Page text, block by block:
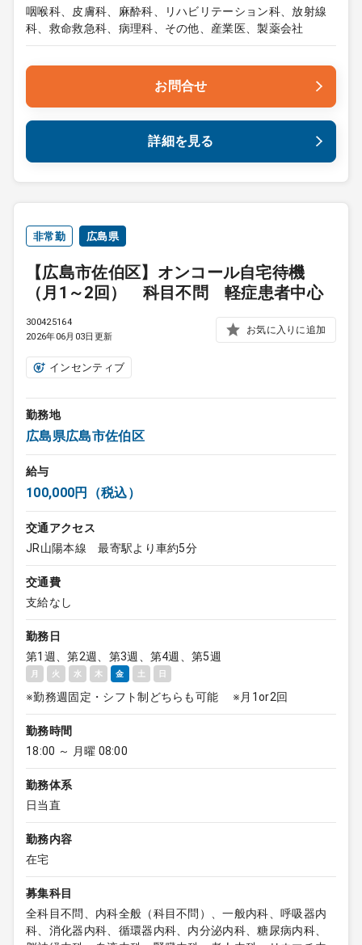
咽喉科、皮膚科、麻酔科、リハビリテーション科、放射線
科、救命救急科、病理科、その他、産業医、製薬会社
お問合せ
詳細を見る
非常勤 広島県
【広島市佐伯区】オンコール自宅待機
（月1～2回） 科目不問 軽症患者中心
300425164
2026年06月03日更新
お気に入りに追加
インセンティブ
勤務地
広島県広島市佐伯区
給与
100,000円（税込）
交通アクセス
JR山陽本線 最寄駅より車約5分
交通費
支給なし
勤務日
第1週、第2週、第3週、第4週、第5週
月 火 水 木 金 土 日
※勤務週固定・シフト制どちらも可能 ※月1or2回
勤務時間
18:00 ～ 月曜 08:00
勤務体系
日当直
勤務内容
在宅
募集科目
全科目不問、内科全般（科目不問）、一般内科、呼吸器内
科、消化器内科、循環器内科、内分泌内科、糖尿病内科、